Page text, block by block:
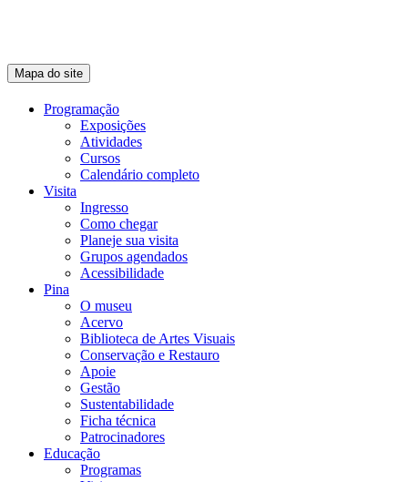
Mapa do site
Programação
Exposições
Atividades
Cursos
Calendário completo
Visita
Ingresso
Como chegar
Planeje sua visita
Grupos agendados
Acessibilidade
Pina
O museu
Acervo
Biblioteca de Artes Visuais
Conservação e Restauro
Apoie
Gestão
Sustentabilidade
Ficha técnica
Patrocinadores
Educação
Programas